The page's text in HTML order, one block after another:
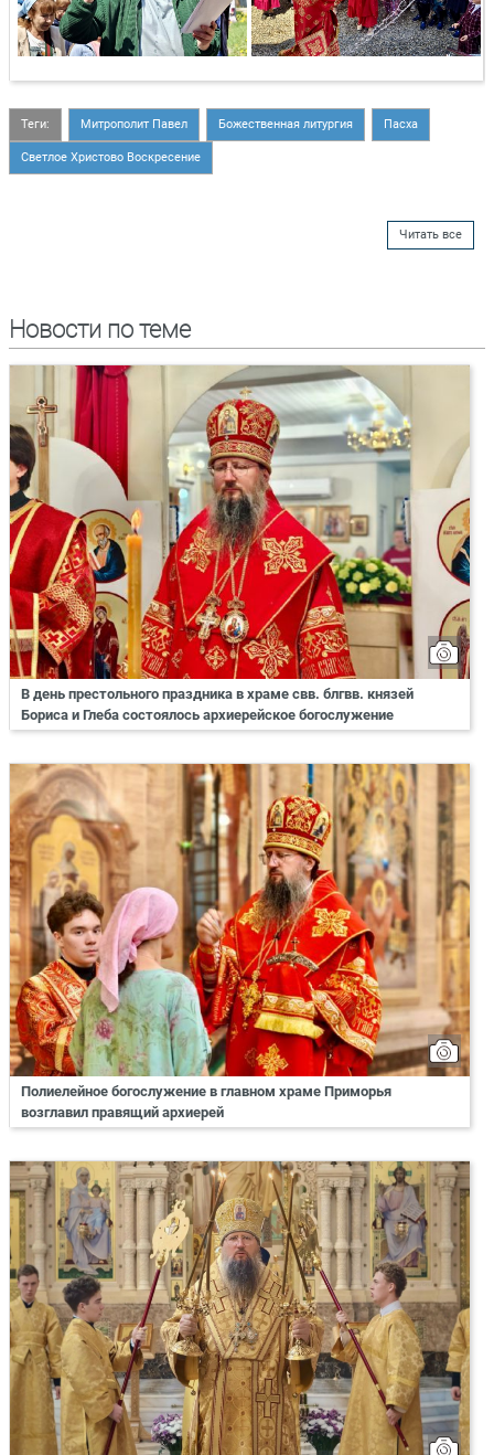
Теги: Митрополит Павел Божественная литургия Пасха
Светлое Христово Воскресение
Читать все
Новости по теме
В день престольного праздника в храме свв. блгвв. князей
Бориса и Глеба состоялось архиерейское богослужение
Полиелейное богослужение в главном храме Приморья
возглавил правящий архиерей